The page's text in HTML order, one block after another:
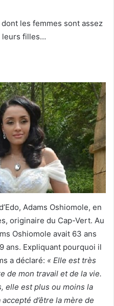
les femmes sont assez
leurs filles…
Adams Oshiomole, en
originaire du Cap-Vert. Au
Oshiomole avait 63 ans
ans. Expliquant pourquoi il
a déclaré: « Elle est très
de mon travail et de la vie.
elle est plus ou moins la
d’être la mère de